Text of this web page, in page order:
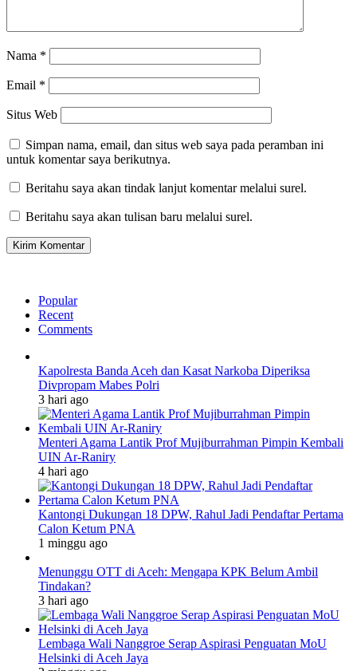
Nama *
Email *
Situs Web
Simpan nama, email, dan situs web saya pada peramban ini
untuk komentar saya berikutnya.
Beritahu saya akan tindak lanjut komentar melalui surel.
Beritahu saya akan tulisan baru melalui surel.
Popular
Recent
Comments
Kapolresta Banda Aceh dan Kasat Narkoba Diperiksa
Divpropam Mabes Polri
3 hari ago
Menteri Agama Lantik Prof Mujiburrahman Pimpin Kembali
UIN Ar-Raniry
4 hari ago
Kantongi Dukungan 18 DPW, Rahul Jadi Pendaftar Pertama
Calon Ketum PNA
1 minggu ago
Menunggu OTT di Aceh: Mengapa KPK Belum Ambil
Tindakan?
3 hari ago
Lembaga Wali Nanggroe Serap Aspirasi Penguatan MoU
Helsinki di Aceh Jaya